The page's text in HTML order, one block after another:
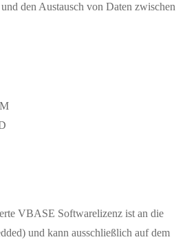
den Austausch von Daten zwischen
VBASE Softwarelizenz ist an die
und kann ausschließlich auf dem